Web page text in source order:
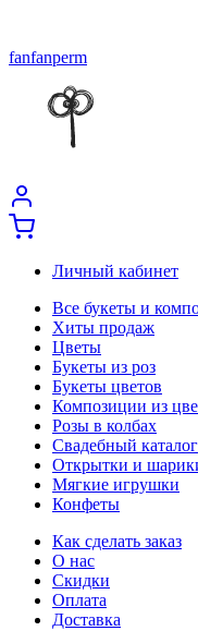
fanfanperm
Личный кабинет
Все букеты и
Хиты продаж
Цветы
Букеты из роз
Букеты цветов
Композиции из
Розы в колбах
Свадебный каталог
Открытки и
Мягкие игрушки
Конфеты
Как сделать заказ
О нас
Скидки
Оплата
Доставка